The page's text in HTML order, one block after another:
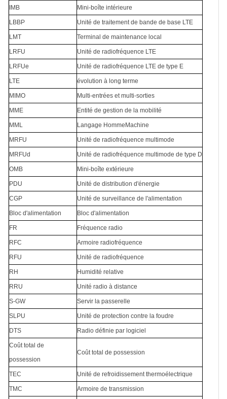
IMB Mini-boîte intérieure
LBBP Unité de traitement de bande de base LTE
LMT Terminal de maintenance local
LRFU Unité de radiofréquence LTE
LRFUe Unité de radiofréquence LTE de type E
LTE évolution à long terme
MIMO Multi-entrées et multi-sorties
MME Entité de gestion de la mobilité
MML Langage HommeMachine
MRFU Unité de radiofréquence multimode
MRFUd Unité de radiofréquence multimode de type D
OMB Mini-boîte extérieure
PDU Unité de distribution d'énergie
CGP Unité de surveillance de l'alimentation
Bloc d'alimentation Bloc d'alimentation
FR Fréquence radio
RFC Armoire radiofréquence
RFU Unité de radiofréquence
RH Humidité relative
RRU Unité radio à distance
S-GW Servir la passerelle
SLPU Unité de protection contre la foudre
DTS Radio définie par logiciel
Coût total de
possession
Coût total de possession
TEC Unité de refroidissement thermoélectrique
TMC Armoire de transmission